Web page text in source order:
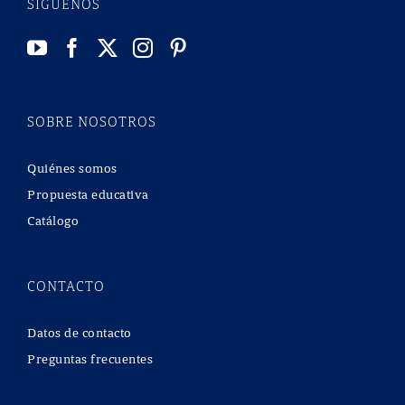
SÍGUENOS
SOBRE NOSOTROS
Quiénes somos
Propuesta educativa
Catálogo
CONTACTO
Datos de contacto
Preguntas frecuentes